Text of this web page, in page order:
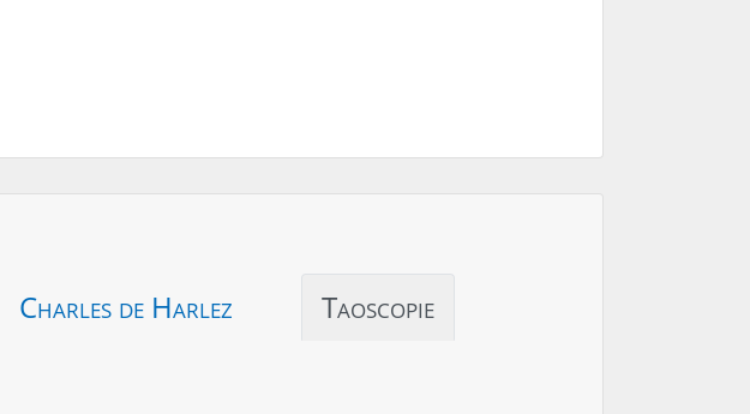
Charles de Harlez Taoscopie